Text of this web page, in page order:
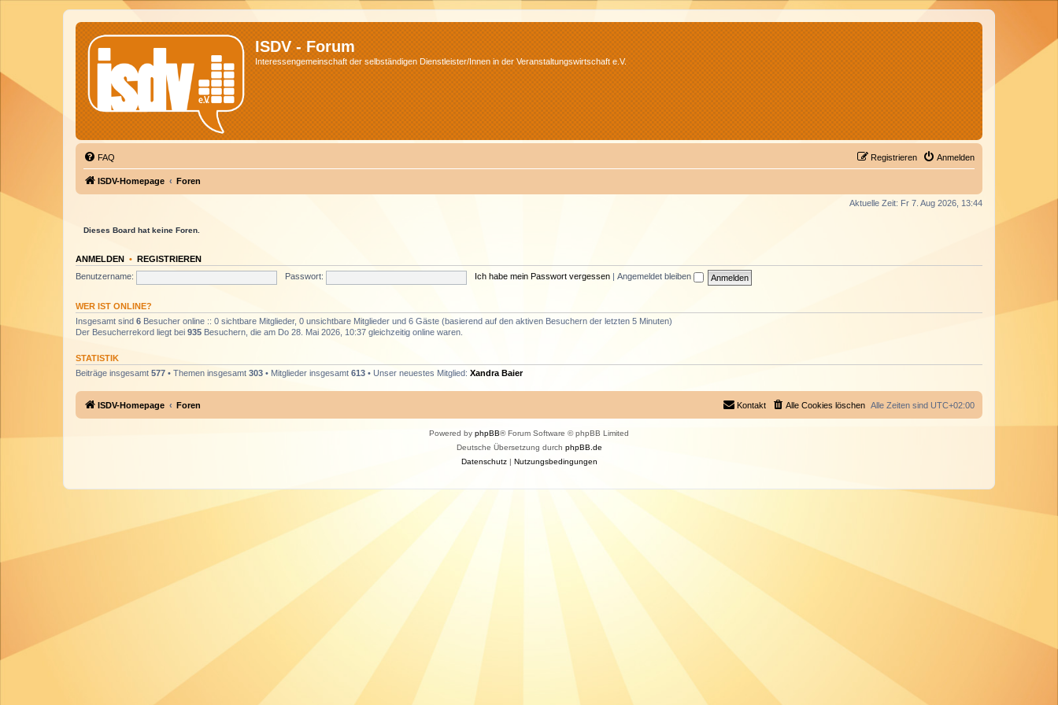
ISDV - Forum
Interessengemeinschaft der selbständigen Dienstleister/Innen in der Veranstaltungswirtschaft e.V.
FAQ Anmelden
Registrieren
ISDV-Homepage Foren
Aktuelle Zeit: Fr 7. Aug 2026, 13:44
Dieses Board hat keine Foren.
ANMELDEN • REGISTRIEREN
Benutzername:
Passwort: Ich habe mein Passwort vergessen Angemeldet bleiben
WER IST ONLINE?
Insgesamt sind 6 Besucher online :: 0 sichtbare Mitglieder, 0 unsichtbare Mitglieder und 6 Gäste (basierend auf den aktiven Besuchern der letzten 5 Minuten)
Der Besucherrekord liegt bei 935 Besuchern, die am Do 28. Mai 2026, 10:37 gleichzeitig online waren.
STATISTIK
Beiträge insgesamt 577 • Themen insgesamt 303 • Mitglieder insgesamt 613 • Unser neuestes Mitglied: Xandra Baier
ISDV-Homepage Foren Alle Zeiten sind UTC+02:00
Alle Cookies löschen
Kontakt
Powered by phpBB® Forum Software © phpBB Limited
Deutsche Übersetzung durch phpBB.de
Datenschutz| Nutzungsbedingungen